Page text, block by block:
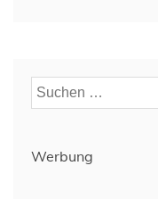
Suchen
nach:
Werbung